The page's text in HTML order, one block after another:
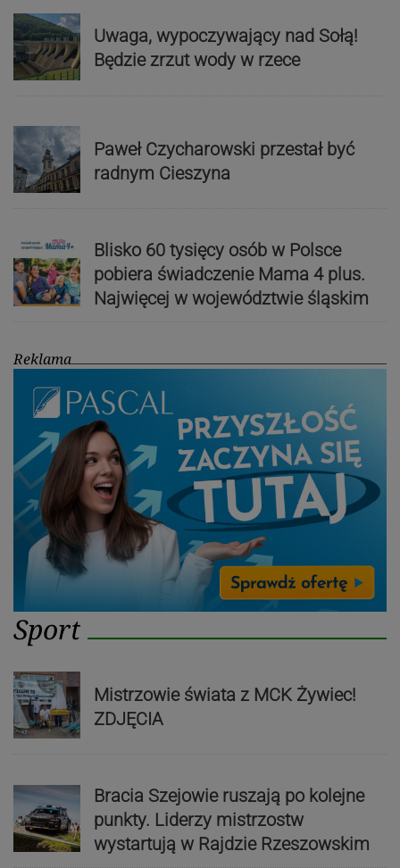
Uwaga, wypoczywający nad Sołą!
Będzie zrzut wody w rzece
Paweł Czycharowski przestał być
radnym Cieszyna
Blisko 60 tysięcy osób w Polsce
pobiera świadczenie Mama 4 plus.
Najwięcej w województwie śląskim
Reklama
Sport
Mistrzowie świata z MCK Żywiec!
ZDJĘCIA
Bracia Szejowie ruszają po kolejne
punkty. Liderzy mistrzostw
wystartują w Rajdzie Rzeszowskim